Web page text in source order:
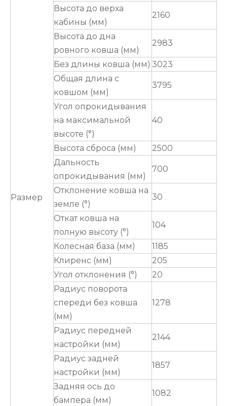
Размер
Высота до верха
кабины (мм)
2160
Высота до дна
ровного ковша (мм)
2983
Без длины ковша (мм) 3023
Общая длина с
ковшом (мм)
3795
Угол опрокидывания
на максимальной
высоте (°)
40
Высота сброса (мм)
2500
Дальность
опрокидывания (мм)
700
Отклонение ковша на
земле (°)
30
Откат ковша на
полную высоту (°)
104
Колесная база (мм)
1185
Клиренс (мм)
205
Угол отклонения (°)
20
Радиус поворота
спереди без ковша
(мм)
1278
Радиус передней
настройки (мм)
2144
Радиус задней
настройки (мм)
1857
Задняя ось до
бампера (мм)
1082